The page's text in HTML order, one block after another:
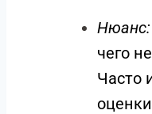
Нюанс:
чего
Часто